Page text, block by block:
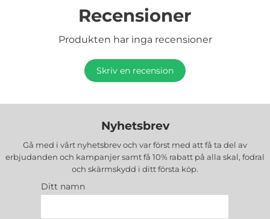
Recensioner
Produkten har inga recensioner
Skriv en recension
Nyhetsbrev
Gå med i vårt nyhetsbrev och var först med att få ta del av
erbjudanden och kampanjer samt få 10% rabatt på alla skal, fodral
och skärmskydd i ditt första köp.
Ditt namn